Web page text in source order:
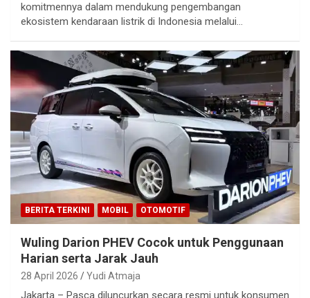
komitmennya dalam mendukung pengembangan
ekosistem kendaraan listrik di Indonesia melalui…
BERITA TERKINI MOBIL OTOMOTIF
Wuling Darion PHEV Cocok untuk Penggunaan
Harian serta Jarak Jauh
28 April 2026 Yudi Atmaja
Jakarta – Pasca diluncurkan secara resmi untuk konsumen